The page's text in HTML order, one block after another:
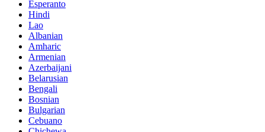
Esperanto
Hindi
Lao
Albanian
Amharic
Armenian
Azerbaijani
Belarusian
Bengali
Bosnian
Bulgarian
Cebuano